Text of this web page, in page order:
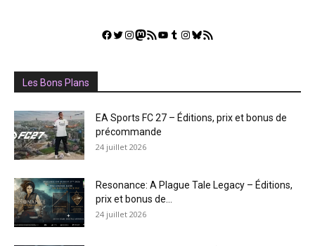
Facebook
Twitter
Instagram
Mastodon
Flux RSSYouTube
Tumblr
Instagram
Bluesky
GestGame
Les Bons Plans
EA Sports FC 27 – Éditions, prix et bonus de
précommande
24 juillet 2026
Resonance: A Plague Tale Legacy – Éditions,
prix et bonus de...
24 juillet 2026